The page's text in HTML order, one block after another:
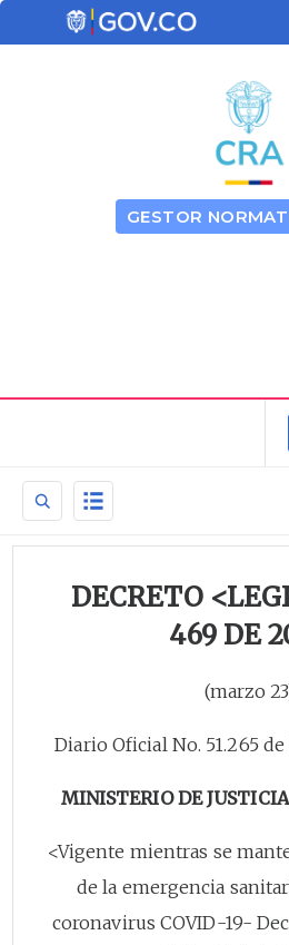
GESTOR
DECRETO
469 DE
(marzo
Diario Oficial No. 51.265
MINISTERIO DE
<Vigente mientras se
de la emergencia
coronavirus COVID-19-